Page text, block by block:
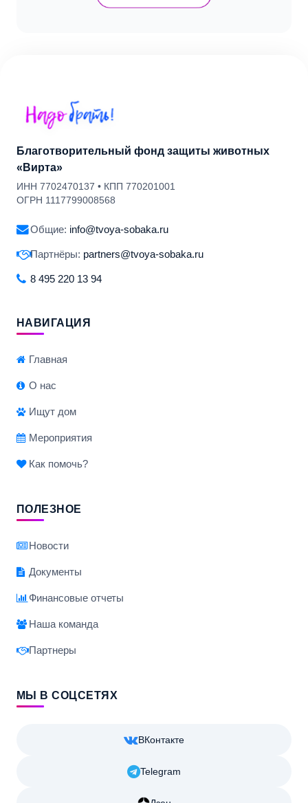
Благотворительный фонд защиты животных
«Вирта»
ИНН 7702470137 • КПП 770201001
ОГРН 1117799008568
Общие: info@tvoya-sobaka.ru
Партнёры: partners@tvoya-sobaka.ru
8 495 220 13 94
НАВИГАЦИЯ
Главная
О нас
Ищут дом
Мероприятия
Как помочь?
ПОЛЕЗНОЕ
Новости
Документы
Финансовые отчеты
Наша команда
Партнеры
МЫ В СОЦСЕТЯХ
ВКонтакте
Telegram